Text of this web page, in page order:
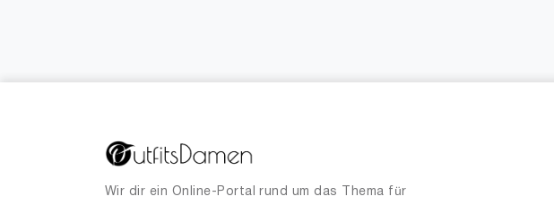
Wir dir ein Online-Portal rund um das Thema für